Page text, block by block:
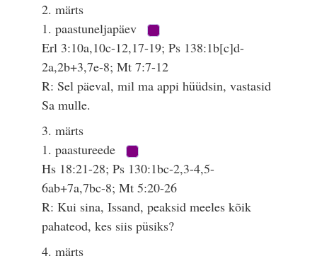
2. märts
1. paastuneljapäev
Erl 3:10a,10c-12,17-19; Ps 138:1b[c]d-
2a,2b+3,7e-8; Mt 7:7-12
R: Sel päeval, mil ma appi hüüdsin, vastasid
Sa mulle.
3. märts
1. paastureede
Hs 18:21-28; Ps 130:1bc-2,3-4,5-
6ab+7a,7bc-8; Mt 5:20-26
R: Kui sina, Issand, peaksid meeles kõik
pahateod, kes siis püsiks?
4. märts